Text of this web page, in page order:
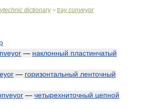
dictionary> tray conveyor
— наклонный пластинчатый
— горизонтальный ленточный
— четырехниточный цепной